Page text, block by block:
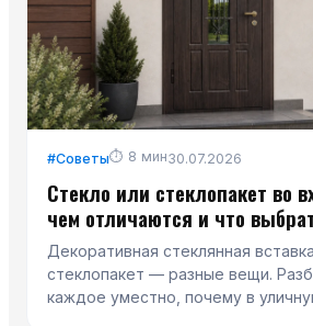
#Советы⏱ 8 мин30.07.2026
Стекло или стеклопакет во
чем отличаются и что
Декоративная стеклянная
стеклопакет — разные вещи.
каждое уместно, почему в